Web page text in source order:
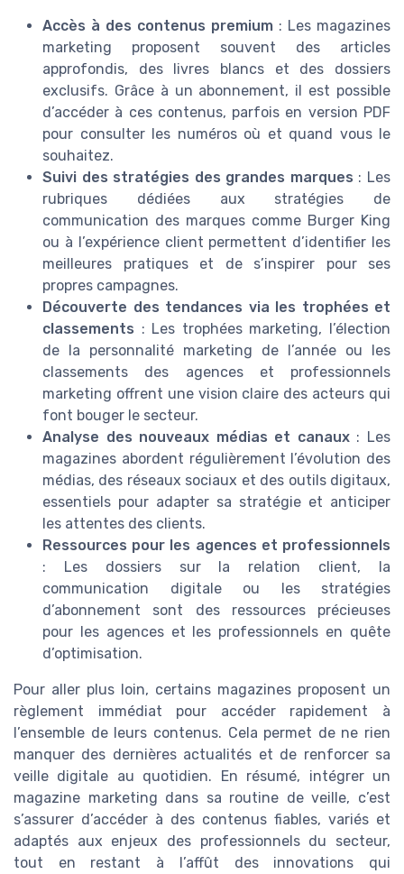
Accès à des contenus premium : Les magazines
marketing proposent souvent des articles
approfondis, des livres blancs et des dossiers
exclusifs. Grâce à un abonnement, il est possible
d’accéder à ces contenus, parfois en version PDF
pour consulter les numéros où et quand vous le
souhaitez.
Suivi des stratégies des grandes marques : Les
rubriques dédiées aux stratégies de
communication des marques comme Burger King
ou à l’expérience client permettent d’identifier les
meilleures pratiques et de s’inspirer pour ses
propres campagnes.
Découverte des tendances via les trophées et
classements : Les trophées marketing, l’élection
de la personnalité marketing de l’année ou les
classements des agences et professionnels
marketing offrent une vision claire des acteurs qui
font bouger le secteur.
Analyse des nouveaux médias et canaux: Les
magazines abordent régulièrement l’évolution des
médias, des réseaux sociaux et des outils digitaux,
essentiels pour adapter sa stratégie et anticiper
les attentes des clients.
Ressources pour les agences et professionnels
: Les dossiers sur la relation client, la
communication digitale ou les stratégies
d’abonnement sont des ressources précieuses
pour les agences et les professionnels en quête
d’optimisation.
Pour aller plus loin, certains magazines proposent un
règlement immédiat pour accéder rapidement à
l’ensemble de leurs contenus. Cela permet de ne rien
manquer des dernières actualités et de renforcer sa
veille digitale au quotidien. En résumé, intégrer un
magazine marketing dans sa routine de veille, c’est
s’assurer d’accéder à des contenus fiables, variés et
adaptés aux enjeux des professionnels du secteur,
tout en restant à l’affût des innovations qui